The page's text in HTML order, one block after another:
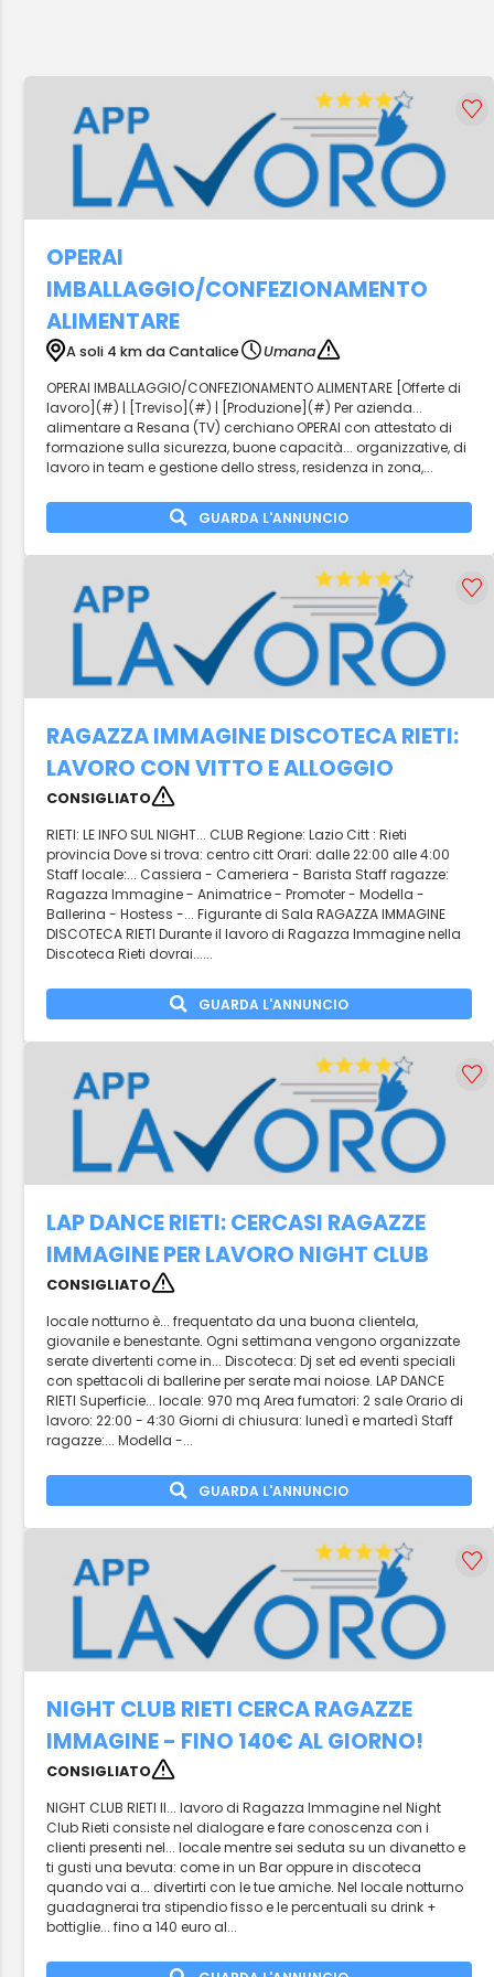
OPERAI
IMBALLAGGIO/CONFEZIONAMENTO
ALIMENTARE
A soli 4 km da Cantalice
Umana
OPERAI IMBALLAGGIO/CONFEZIONAMENTO ALIMENTARE [Offerte di
lavoro](#) | [Treviso](#) | [Produzione](#) Per azienda...
alimentare a Resana (TV) cerchiano OPERAI con attestato di
formazione sulla sicurezza, buone capacità... organizzative, di
lavoro in team e gestione dello stress, residenza in zona,...
GUARDA L'ANNUNCIO
RAGAZZA IMMAGINE DISCOTECA RIETI:
LAVORO CON VITTO E ALLOGGIO
CONSIGLIATO
RIETI: LE INFO SUL NIGHT... CLUB Regione: Lazio Citt : Rieti
provincia Dove si trova: centro citt Orari: dalle 22:00 alle 4:00
Staff locale:... Cassiera - Cameriera - Barista Staff ragazze:
Ragazza Immagine - Animatrice - Promoter - Modella -
Ballerina - Hostess -... Figurante di Sala RAGAZZA IMMAGINE
DISCOTECA RIETI Durante il lavoro di Ragazza Immagine nella
Discoteca Rieti dovrai......
GUARDA L'ANNUNCIO
LAP DANCE RIETI: CERCASI RAGAZZE
IMMAGINE PER LAVORO NIGHT CLUB
CONSIGLIATO
locale notturno è... frequentato da una buona clientela,
giovanile e benestante. Ogni settimana vengono organizzate
serate divertenti come in... Discoteca: Dj set ed eventi speciali
con spettacoli di ballerine per serate mai noiose. LAP DANCE
RIETI Superficie... locale: 970 mq Area fumatori: 2 sale Orario di
lavoro: 22:00 - 4:30 Giorni di chiusura: lunedì e martedì Staff
ragazze:... Modella -...
GUARDA L'ANNUNCIO
NIGHT CLUB RIETI CERCA RAGAZZE
IMMAGINE - FINO 140€ AL GIORNO!
CONSIGLIATO
NIGHT CLUB RIETI Il... lavoro di Ragazza Immagine nel Night
Club Rieti consiste nel dialogare e fare conoscenza con i
clienti presenti nel... locale mentre sei seduta su un divanetto e
ti gusti una bevuta: come in un Bar oppure in discoteca
quando vai a... divertirti con le tue amiche. Nel locale notturno
guadagnerai tra stipendio fisso e le percentuali su drink +
bottiglie... fino a 140 euro al...